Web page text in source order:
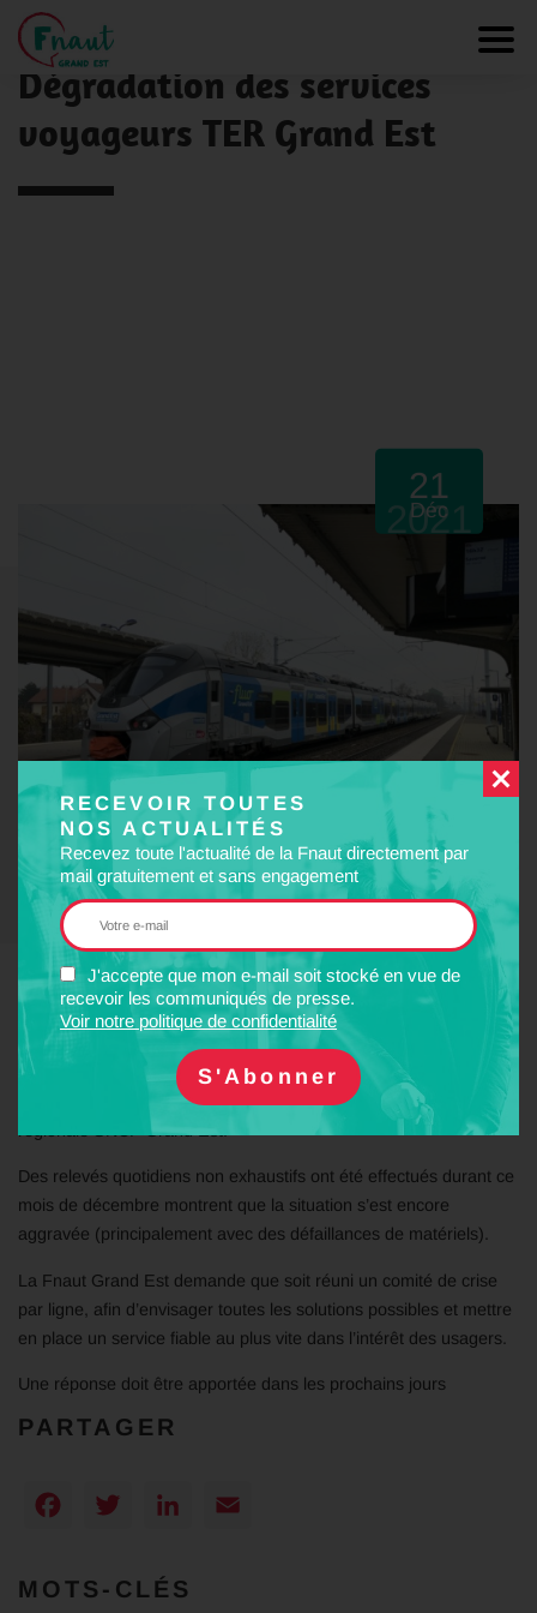
Panneau de gestion des cookies
RECEVOIR TOUTES
NOS ACTUALITÉS
Recevez toute l'actualité de la Fnaut directement par
mail gratuitement et sans engagement
J'accepte que mon e-mail soit stocké en vue de
recevoir les communiqués de presse.
Voir notre politique de confidentialité
NOS ACTUALITÉS
Dégradation des services
voyageurs TER Grand Est
21
Déc
2021
Suite à la dégradation des services TER constatés depuis le mois
de septembre, la Fnaut Grand Est a interpellé par courrier en
date du 15 décembre 2021,M. Jean ROTTNER
, Président de la
Région Grand Est et Mme Stéphanie DOMMANGE
, Directrice
régionale SNCF Grand Est.
Des relevés quotidiens non exhaustifs ont été effectués durant ce
mois de décembre montrent que la situation s’est encore
aggravée (principalement avec des défaillances de matériels).
La Fnaut Grand Est demande que soit réuni un comité de crise
par ligne, afin d’envisager toutes les solutions possibles et mettre
en place un service fiable au plus vite dans l’intérêt des usagers.
Une réponse doit être apportée dans les prochains jours
PARTAGER
Facebook
TwitterLinkedIn
MOTS-CLÉS